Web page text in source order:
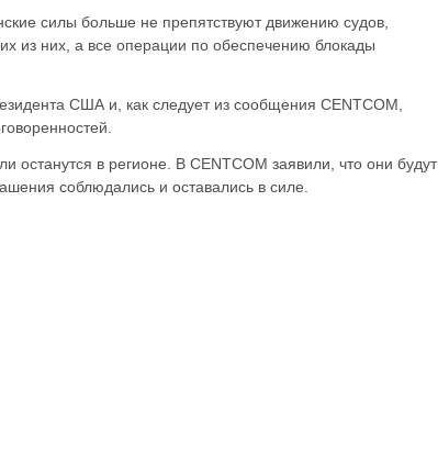
силы больше не препятствуют движению судов,
из них, а все операции по обеспечению блокады
США и, как следует из сообщения CENTCOM,
останутся в регионе. В CENTCOM заявили, что они будут
соблюдались и оставались в силе.